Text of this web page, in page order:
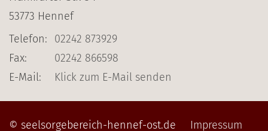
53773 Hennef
Telefon:
02242 873929
Fax:
02242 866598
E-Mail:
Klick zum E-Mail senden
© seelsorgebereich-hennef-ost.de
Impressum